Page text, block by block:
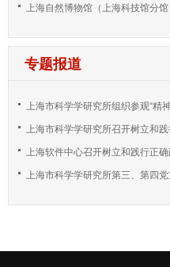
上海自然博物馆（上海科技馆分
专题报道
上海市科学学研究所组织参观“
上海市科学学研究所召开树立和
上海软件中心召开树立和践行正
上海市科学学研究所第三、第四